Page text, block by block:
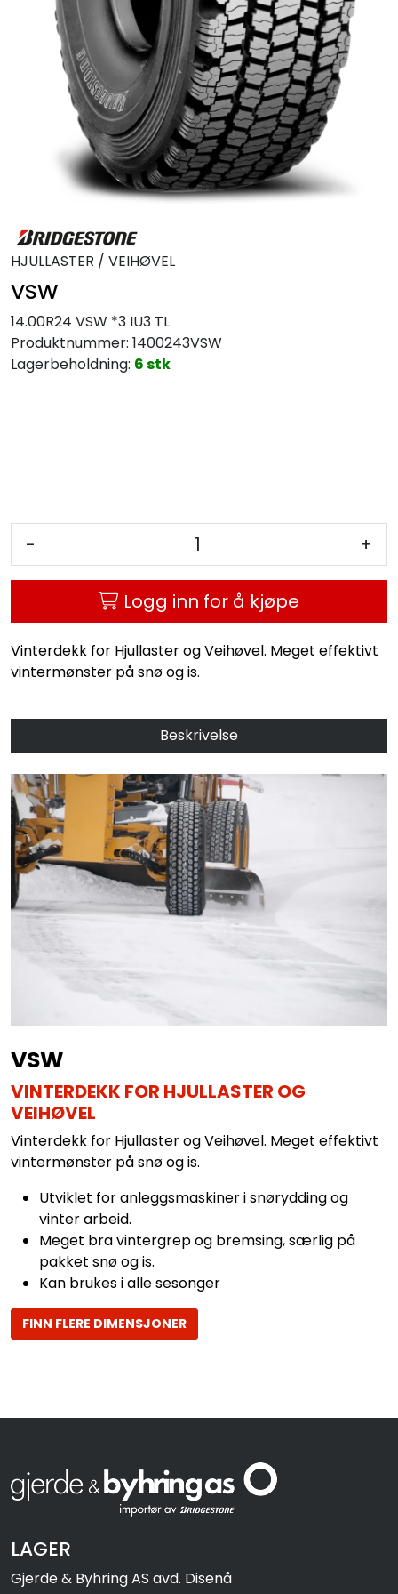
HJULLASTER / VEIHØVEL
VSW
14.00R24 VSW *3 IU3 TL
Produktnummer: 1400243VSW
Lagerbeholdning: 6 stk
- +
Logg inn for å kjøpe
Vinterdekk for Hjullaster og Veihøvel. Meget effektivt
vintermønster på snø og is.
Beskrivelse
VSW
VINTERDEKK FOR HJULLASTER OG
VEIHØVEL
Vinterdekk for Hjullaster og Veihøvel. Meget effektivt
vintermønster på snø og is.
Utviklet for anleggsmaskiner i snørydding og
vinter arbeid.
Meget bra vintergrep og bremsing, særlig på
pakket snø og is.
Kan brukes i alle sesonger
FINN FLERE DIMENSJONER
LAGER
Gjerde & Byhring AS avd. Disenå
Tilbudstorget